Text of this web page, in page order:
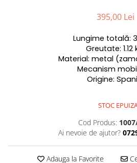
395,00 Lei
Lungime totală:
Greutate: 1.12
Material: metal
Mecanism
Origine:
STOC
Cod Produs:
Ai nevoie de ajutor?
Adauga la Favorite